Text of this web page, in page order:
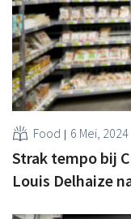
Food 6 Mei, 2024
Strak tempo bij
Louis Delhaize